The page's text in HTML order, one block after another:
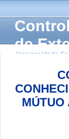
de
Universidade
MÚTUO